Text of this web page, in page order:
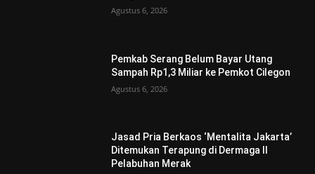
Agustus 6, 2026
Pemkab Serang Belum Bayar Utang
Sampah Rp1,3 Miliar ke Pemkot Cilegon
Agustus 6, 2026
Jasad Pria Berkaos ‘Mentalita Jakarta’
Ditemukan Terapung di Dermaga II
Pelabuhan Merak